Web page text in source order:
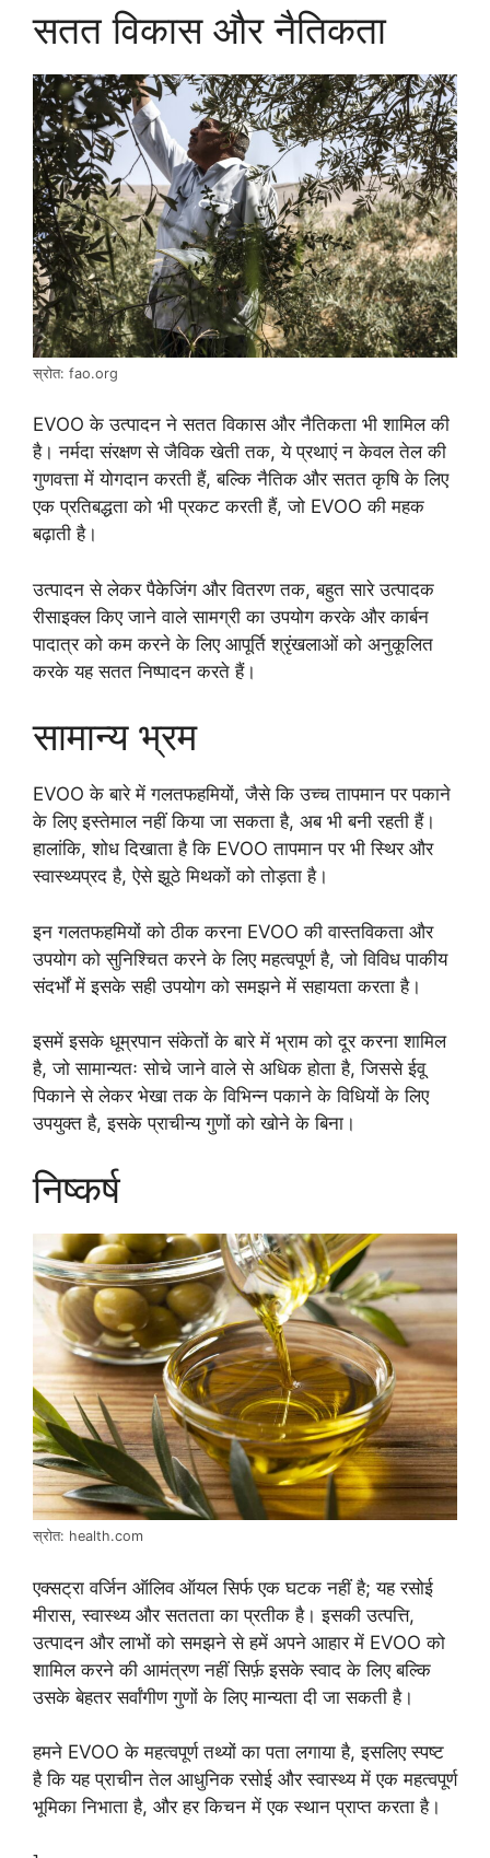
सतत विकास और नैतिकता
स्रोत: fao.org
EVOO के उत्पादन ने सतत विकास और नैतिकता भी शामिल की
है। नर्मदा संरक्षण से जैविक खेती तक, ये प्रथाएं न केवल तेल की
गुणवत्ता में योगदान करती हैं, बल्कि नैतिक और सतत कृषि के लिए
एक प्रतिबद्धता को भी प्रकट करती हैं, जो EVOO की महक
बढ़ाती है।
उत्पादन से लेकर पैकेजिंग और वितरण तक, बहुत सारे उत्पादक
रीसाइक्ल किए जाने वाले सामग्री का उपयोग करके और कार्बन
पादात्र को कम करने के लिए आपूर्ति श्रृंखलाओं को अनुकूलित
करके यह सतत निष्पादन करते हैं।
सामान्य भ्रम
EVOO के बारे में गलतफहमियों, जैसे कि उच्च तापमान पर पकाने
के लिए इस्तेमाल नहीं किया जा सकता है, अब भी बनी रहती हैं।
हालांकि, शोध दिखाता है कि EVOO तापमान पर भी स्थिर और
स्वास्थ्यप्रद है, ऐसे झूठे मिथकों को तोड़ता है।
इन गलतफहमियों को ठीक करना EVOO की वास्तविकता और
उपयोग को सुनिश्चित करने के लिए महत्वपूर्ण है, जो विविध पाकीय
संदर्भों में इसके सही उपयोग को समझने में सहायता करता है।
इसमें इसके धूम्रपान संकेतों के बारे में भ्राम को दूर करना शामिल
है, जो सामान्यतः सोचे जाने वाले से अधिक होता है, जिससे ईवू
पिकाने से लेकर भेखा तक के विभिन्न पकाने के विधियों के लिए
उपयुक्त है, इसके प्राचीन्य गुणों को खोने के बिना।
निष्कर्ष
स्रोत: health.com
एक्सट्रा वर्जिन ऑलिव ऑयल सिर्फ एक घटक नहीं है; यह रसोई
मीरास, स्वास्थ्य और सततता का प्रतीक है। इसकी उत्पत्ति,
उत्पादन और लाभों को समझने से हमें अपने आहार में EVOO को
शामिल करने की आमंत्रण नहीं सिर्फ़ इसके स्वाद के लिए बल्कि
उसके बेहतर सर्वांगीण गुणों के लिए मान्यता दी जा सकती है।
हमने EVOO के महत्वपूर्ण तथ्यों का पता लगाया है, इसलिए स्पष्ट
है कि यह प्राचीन तेल आधुनिक रसोई और स्वास्थ्य में एक महत्वपूर्ण
भूमिका निभाता है, और हर किचन में एक स्थान प्राप्त करता है।